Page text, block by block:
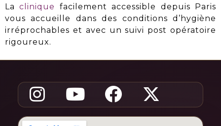
Laclinique
facilement accessible depuis Paris
vous accueille dans des conditions d’hygiène
irréprochables et avec un suivi post opératoire
rigoureux.